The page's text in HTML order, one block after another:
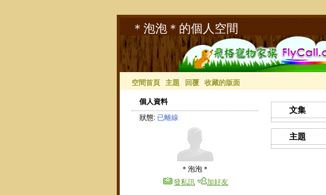
＊泡泡＊的個人空間
空間首頁 主題 回覆 收藏的版面
個人資料
狀態: 已離線
＊泡泡＊
發私訊
加好友
文集
主題